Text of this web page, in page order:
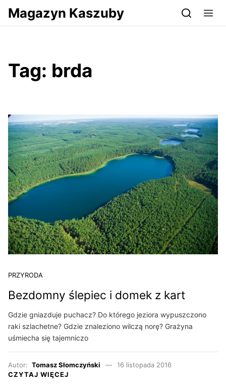
Przejdź do serwisu magazynkaszuby.pl
Magazyn Kaszuby
Tag: brda
PRZYRODA
Bezdomny ślepiec i domek z kart
Gdzie gniazduje puchacz? Do którego jeziora wypuszczono
raki szlachetne? Gdzie znaleziono wilczą norę? Grażyna
uśmiecha się tajemniczo
Autor: Tomasz Słomczyński
16 listopada 2016
CZYTAJ WIĘCEJ